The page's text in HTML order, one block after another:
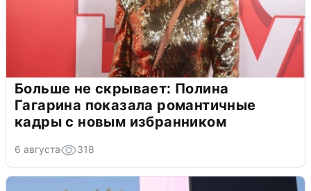
Больше не скрывает: Полина
Гагарина показала романтичные
кадры с новым избранником
6 августа 318